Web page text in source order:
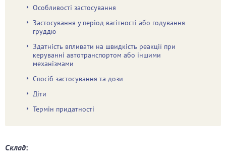
Особливості застосування
Застосування у період вагітності або годування
груддю
Здатність впливати на швидкість реакції при
керуванні автотранспортом або іншими
механізмами
Спосіб застосування та дози
Діти
Термін придатності
Cклад: